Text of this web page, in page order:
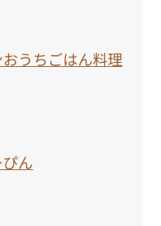
うちごはん料理
ん